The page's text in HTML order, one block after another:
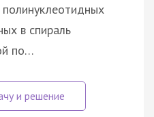
в спираль
по…